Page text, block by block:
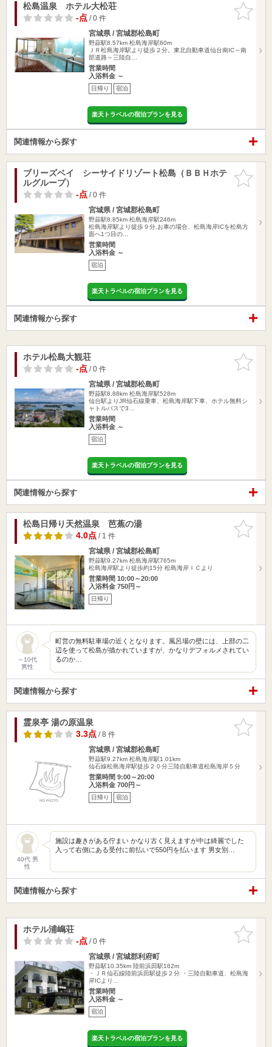
お気に入
りに追加
松島温泉 ホテル大松荘
-点/ 0 件
宮城県 / 宮城郡松島町
野蒜駅8.57km 松島海岸駅60m
ＪＲ松島海岸駅より徒歩２分。東北自動車道仙台南IC～南
部道路～三陸自…
営業時間
入浴料金 ～
日帰り 宿泊
楽天トラベルの宿泊プランを見る
関連情報から探す
お気に入
りに追加
ブリーズベイ シーサイドリゾート松島（ＢＢＨホテ
ルグループ）
-点/ 0 件
宮城県 / 宮城郡松島町
野蒜駅8.85km 松島海岸駅246m
松島海岸駅より徒歩９分,お車の場合、松島海岸ICを松島方
面へ1つ目の…
営業時間
入浴料金 ～
宿泊
楽天トラベルの宿泊プランを見る
関連情報から探す
お気に入
りに追加
ホテル松島大観荘
-点/ 0 件
宮城県 / 宮城郡松島町
野蒜駅8.88km 松島海岸駅528m
仙台駅よりJR仙石線乗車、松島海岸駅下車、ホテル無料シ
ャトルバスで3…
営業時間
入浴料金 ～
宿泊
楽天トラベルの宿泊プランを見る
関連情報から探す
お気に入
りに追加
松島日帰り天然温泉 芭蕉の湯
4.0点/ 1 件
宮城県 / 宮城郡松島町
野蒜駅9.27km 松島海岸駅765m
松島海岸駅より徒歩約15分 松島海岸ＩＣより
営業時間 10:00～20:00
入浴料金 750円～
日帰り
～10代
男性
町営の無料駐車場の近くとなります。風呂場の壁には、上部の二
辺を使って松島が描かれていますが、かなりデフォルメされてい
るのか…
関連情報から探す
お気に入
りに追加
霊泉亭 湯の原温泉
3.3点/ 8 件
宮城県 / 宮城郡松島町
野蒜駅9.27km 松島海岸駅1.01km
仙石線松島海岸駅徒歩２０分三陸自動車道松島海岸５分
営業時間 9:00～20:00
入浴料金 700円～
日帰り 宿泊
40代 男
性
施設は趣きがある佇まい かなり古く見えますが中は綺麗でした
入って右側にある受付に前払いで550円を払います 男女別…
関連情報から探す
お気に入
りに追加
ホテル浦嶋荘
-点/ 0 件
宮城県 / 宮城郡利府町
野蒜駅10.35km 陸前浜田駅162m
・ＪＲ仙石線陸前浜田駅徒歩２分 ・三陸自動車道、松島海
岸ICより…
営業時間
入浴料金 ～
宿泊
楽天トラベルの宿泊プランを見る